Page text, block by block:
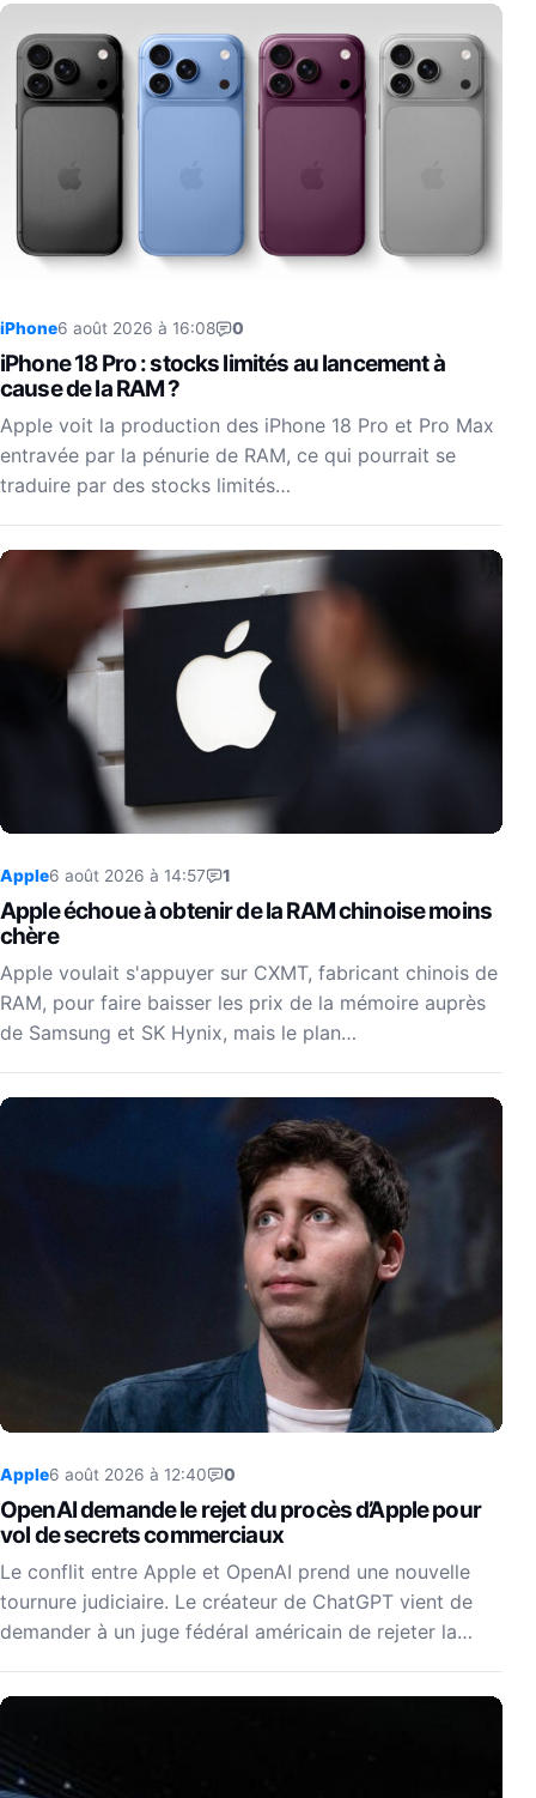
iPhone6 août 2026 à 16:08 0
iPhone 18 Pro : stocks limités au lancement à
cause de la RAM ?
Apple voit la production des iPhone 18 Pro et Pro Max
entravée par la pénurie de RAM, ce qui pourrait se
traduire par des stocks limités…
Apple6 août 2026 à 14:57 1
Apple échoue à obtenir de la RAM chinoise moins
chère
Apple voulait s'appuyer sur CXMT, fabricant chinois de
RAM, pour faire baisser les prix de la mémoire auprès
de Samsung et SK Hynix, mais le plan…
Apple6 août 2026 à 12:40 0
OpenAI demande le rejet du procès d’Apple pour
vol de secrets commerciaux
Le conflit entre Apple et OpenAI prend une nouvelle
tournure judiciaire. Le créateur de ChatGPT vient de
demander à un juge fédéral américain de rejeter la…